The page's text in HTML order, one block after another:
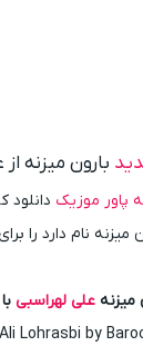
بارون میزنه
پاور موزیک
نام دارد را
میزنهعلی لهراسبی
Lohrasbi by